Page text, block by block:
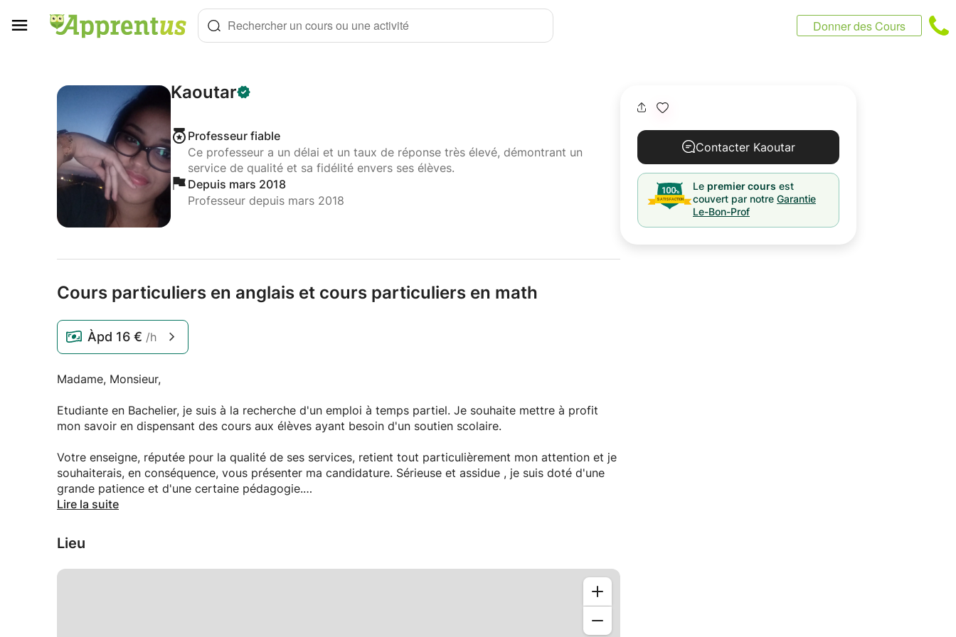
Rechercher un cours ou une activité Donner des Cours
Kaoutar
Professeur fiable
Ce professeur a un délai et un taux de réponse très élevé, démontrant un
service de qualité et sa fidélité envers ses élèves.
Depuis mars 2018
Professeur depuis mars 2018
Cours particuliers en anglais et cours particuliers en math
Àpd 16 € /h
Madame, Monsieur,
Etudiante en Bachelier, je suis à la recherche d'un emploi à temps partiel. Je souhaite mettre à profit
mon savoir en dispensant des cours aux élèves ayant besoin d'un soutien scolaire.
Votre enseigne, réputée pour la qualité de ses services, retient tout particulièrement mon attention et je
souhaiterais, en conséquence, vous présenter ma candidature. Sérieuse et assidue , je suis doté d'une
grande patience et d'une certaine pédagogie.
exposer mes motivations.
Dans l'attente de vous rencontrer, je vous prie de croire, Madame, Monsieur, à l'assurance de mes
Lire la suite
Lieu
Contacter Kaoutar
Le premier cours est
couvert par notre Garantie
Le-Bon-Prof